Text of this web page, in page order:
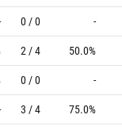
0 / 0 -
2 / 4 50.0%
0 / 0 -
3 / 4 75.0%